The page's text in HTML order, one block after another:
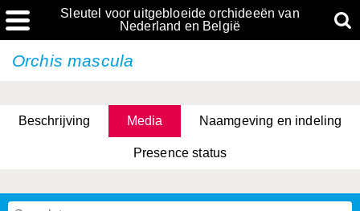
Sleutel voor uitgebloeide orchideeën van
Nederland en België
Orchis mascula
Beschrijving Media Naamgeving en indeling
Presence status